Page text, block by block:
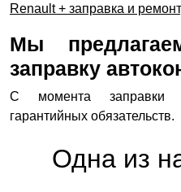
Renault + заправка и ремонт
Мы
заправку
С момента заправки
гарантийных обязательств.
Одна из